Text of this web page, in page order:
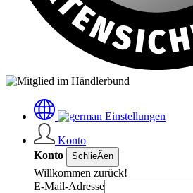
Einstellungen
Konto
Konto
SchlieÃen
Willkommen zurück!
E-Mail-Adresse